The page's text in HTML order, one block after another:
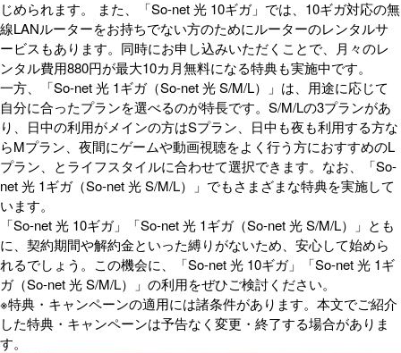
じめられます。 また、「So-net 光 10ギガ」では、10ギガ対応の無
線LANルーターをお持ちでない方のためにルーターのレンタルサ
ービスもあります。同時にお申し込みいただくことで、月々のレ
ンタル費用880円が最大10カ月無料になる特典も実施中です。
一方、「So-net 光 1ギガ（So-net 光 S/M/L）」は、用途に応じて
自分に合ったプランを選べるのが特長です。S/M/Lの3プランがあ
り、日中の利用がメインの方はSプラン、日中も夜も利用する方な
らMプラン、夜間にゲームや動画視聴をよく行う方におすすめのL
プラン、とライフスタイルに合わせて選択できます。なお、「So-
net 光 1ギガ（So-net 光 S/M/L）」でもさまざまな特典を実施して
います。
「So-net 光 10ギガ」「So-net 光 1ギガ（So-net 光 S/M/L）」とも
に、契約期間や解約金といった縛りがないため、安心して始めら
れるでしょう。この機会に、「So-net 光 10ギガ」「So-net 光 1ギ
ガ（So-net 光 S/M/L）」の利用をぜひご検討ください。
※特典・キャンペーンの適用には諸条件があります。本文でご紹介
した特典・キャンペーンは予告なく変更・終了する場合がありま
す。